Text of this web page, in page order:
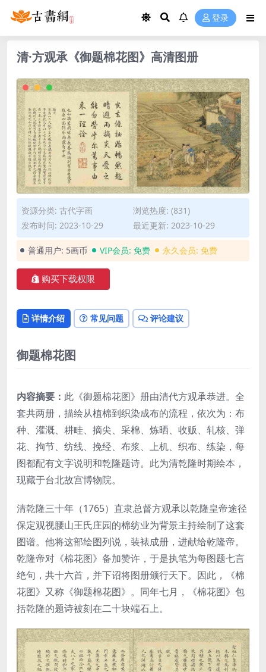
登录
清·方观承《御题棉花图》高清图册
资源分类: 古代字画
浏览热度: (831)
发布时间: 2023-10-29
最近更新: 2023-10-29
普通用户: 5画币 VIP会员: 免费 永久会员: 免费
购买下载权限
详情介绍 常见问题 评论建议
御题棉花图
内容摘要： 此《御题棉花图》册由清代方观承恭进。全
套共两册，描绘从植棉到织染成布的流程，依次为：布
种、灌溉、耕畦、摘尖、采棉、炼晒、收贩、轧核、弹
花、拘节、纺线、挽经、布浆、上机、织布、练染，每
图都配有文字说明和乾隆题诗。此为清乾隆时期绘本，
现藏于台北故宫博物院。
清乾隆三十年（1765）直隶总督方观承以乾隆皇帝途径
保定观视腰山王氏庄园的棉纺业为背景主持绘制了这套
图谱。他将这部绘图列说，装裱成册，进献给乾隆帝。
乾隆帝对《棉花图》备加赞许，于是执笔为每图题七言
绝句，共十六首，并下诏将图册颁行天下。因此，《棉
花图》又称《御题棉花图》。同年七月，《棉花图》包
括乾隆的题诗被刻在二十块端石上。